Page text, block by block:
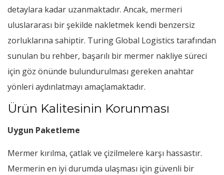
detaylara kadar uzanmaktadır. Ancak, mermeri
uluslararası bir şekilde nakletmek kendi benzersiz
zorluklarına sahiptir. Turing Global Logistics tarafından
sunulan bu rehber, başarılı bir mermer nakliye süreci
için göz önünde bulundurulması gereken anahtar
yönleri aydınlatmayı amaçlamaktadır.
Ürün Kalitesinin Korunması
Uygun Paketleme
Mermer kırılma, çatlak ve çizilmelere karşı hassastır.
Mermerin en iyi durumda ulaşması için güvenli bir